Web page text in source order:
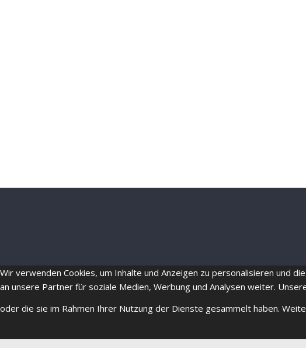
Wir verwenden Cookies, um Inhalte und Anzeigen zu personalisieren und
an unsere Partner für soziale Medien, Werbung und Analysen weiter.
oder die sie im Rahmen Ihrer Nutzung der Dienste gesammelt haben.